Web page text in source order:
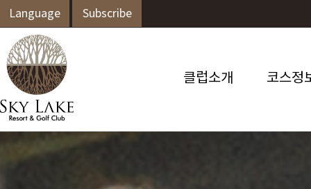
Language Subscribe
클럽소개 코스정